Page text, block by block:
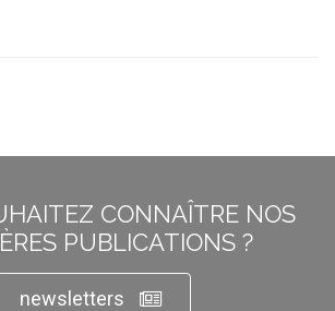
CONNAÎTRE NOS
PUBLICATIONS ?
newsletters